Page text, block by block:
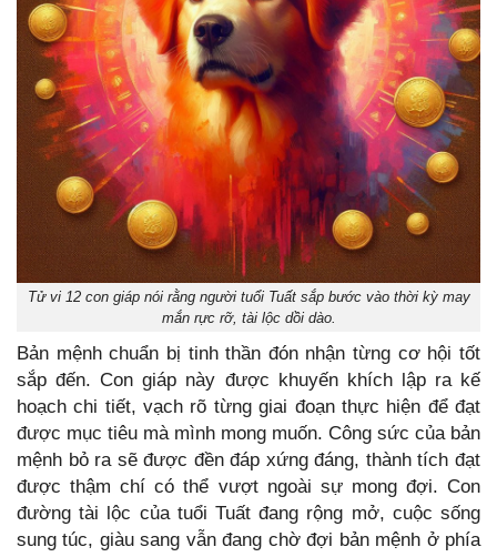
Tử vi 12 con giáp nói rằng người tuổi Tuất sắp bước vào thời kỳ may
mắn rực rỡ, tài lộc dồi dào.
Bản mệnh chuẩn bị tinh thần đón nhận từng cơ hội tốt
sắp đến. Con giáp này được khuyến khích lập ra kế
hoạch chi tiết, vạch rõ từng giai đoạn thực hiện để đạt
được mục tiêu mà mình mong muốn. Công sức của bản
mệnh bỏ ra sẽ được đền đáp xứng đáng, thành tích đạt
được thậm chí có thể vượt ngoài sự mong đợi. Con
đường tài lộc của tuổi Tuất đang rộng mở, cuộc sống
sung túc, giàu sang vẫn đang chờ đợi bản mệnh ở phía